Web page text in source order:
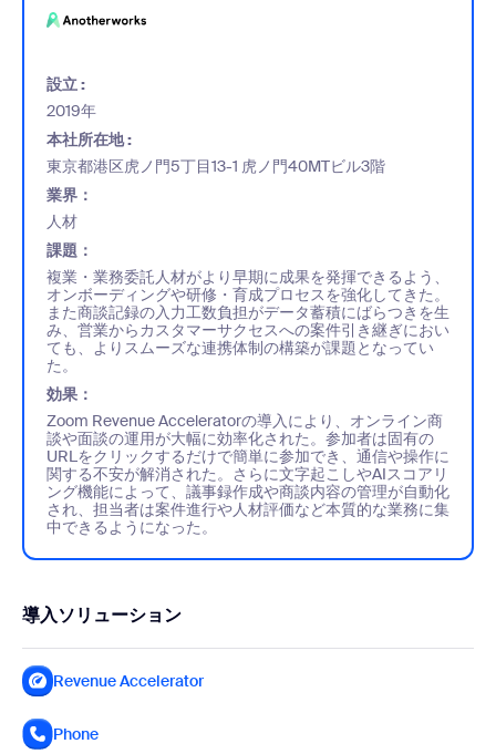
設立 :
2019年
本社所在地 :
東京都港区虎ノ門5丁目13-1 虎ノ門40MTビル3階
業界：
人材
課題：
複業・業務委託人材がより早期に成果を発揮できるよう、
オンボーディングや研修・育成プロセスを強化してきた。
また商談記録の入力工数負担がデータ蓄積にばらつきを生
み、営業からカスタマーサクセスへの案件引き継ぎにおい
ても、よりスムーズな連携体制の構築が課題となってい
た。
効果：
Zoom Revenue Acceleratorの導入により、オンライン商
談や面談の運用が大幅に効率化された。参加者は固有の
URLをクリックするだけで簡単に参加でき、通信や操作に
関する不安が解消された。さらに文字起こしやAIスコアリ
ング機能によって、議事録作成や商談内容の管理が自動化
され、担当者は案件進行や人材評価など本質的な業務に集
中できるようになった。
導入ソリューション
Revenue Accelerator
Phone